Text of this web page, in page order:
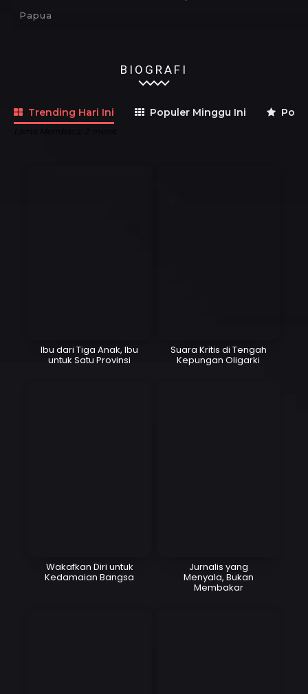
Papua
BIOGRAFI
Trending Hari Ini Populer Minggu Ini
Ibu dari Tiga Anak, Ibu
untuk Satu Provinsi
Suara Kritis di Tengah
Kepungan Oligarki
Wakafkan Diri untuk
Kedamaian Bangsa
Jurnalis yang
Menyala, Bukan
Membakar